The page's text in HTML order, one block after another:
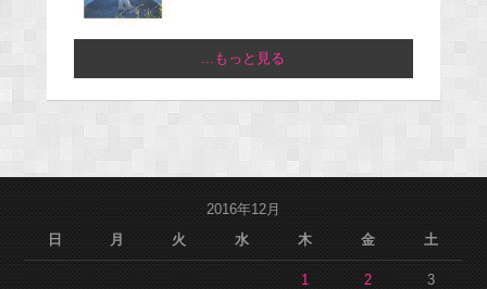
...もっと見る
2016年12月
日
月 火 水 木 金 土
1 2 3